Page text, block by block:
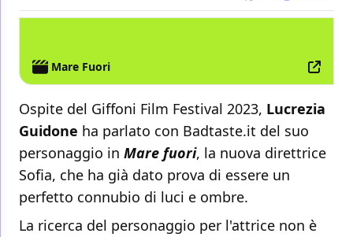
Mare Fuori
Ospite del Giffoni Film Festival 2023, Lucrezia
Guidone ha parlato con Badtaste.it del suo
personaggio in Mare fuori, la nuova direttrice
Sofia, che ha già dato prova di essere un
perfetto connubio di luci e ombre.
La ricerca del personaggio per l'attrice non è